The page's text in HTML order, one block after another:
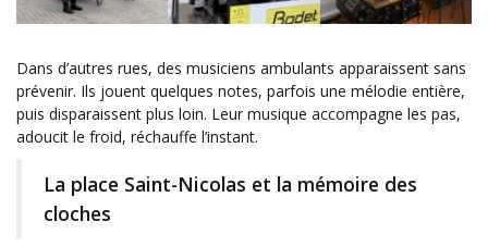
Dans d’autres rues, des musiciens ambulants apparaissent sans
prévenir. Ils jouent quelques notes, parfois une mélodie entière,
puis disparaissent plus loin. Leur musique accompagne les pas,
adoucit le froid, réchauffe l’instant.
La place Saint-Nicolas et la mémoire des
cloches